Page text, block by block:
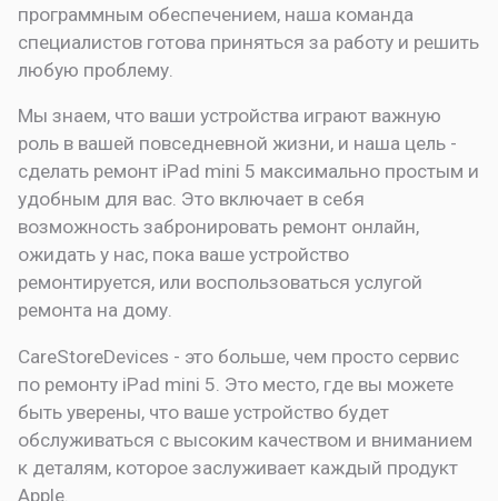
программным обеспечением, наша команда
специалистов готова приняться за работу и решить
любую проблему.
Мы знаем, что ваши устройства играют важную
роль в вашей повседневной жизни, и наша цель -
сделать ремонт iPad mini 5 максимально простым и
удобным для вас. Это включает в себя
возможность забронировать ремонт онлайн,
ожидать у нас, пока ваше устройство
ремонтируется, или воспользоваться услугой
ремонта на дому.
CareStoreDevices - это больше, чем просто сервис
по ремонту iPad mini 5. Это место, где вы можете
быть уверены, что ваше устройство будет
обслуживаться с высоким качеством и вниманием
к деталям, которое заслуживает каждый продукт
Apple.